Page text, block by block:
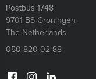
Postbus 1748
9701 BSGroningen
The Netherlands
050 820 02 88